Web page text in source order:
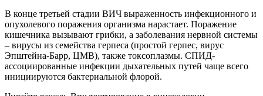
В конце третьей стадии ВИЧ выраженность инфекционного и
опухолевого поражения организма нарастает. Поражение
кишечника вызывают грибки, а заболевания нервной системы
– вирусы из семейства герпеса (простой герпес, вирус
Эпштейна-Барр, ЦМВ), также токсоплазмы. СПИД-
ассоциированные инфекции дыхательных путей чаще всего
инициируются бактериальной флорой.